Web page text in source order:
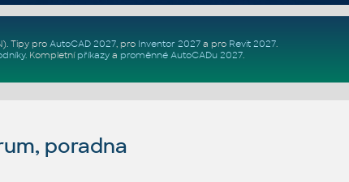
. Tipy pro AutoCAD 2027, pro Inventor 2027a pro Revit 2027.
. Kompletní příkazya proměnné AutoCADu 2027.
poradna